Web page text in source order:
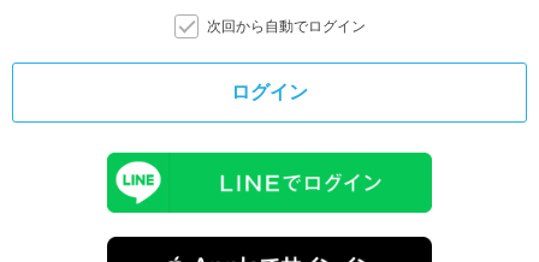
次回から自動でログイン
ログイン